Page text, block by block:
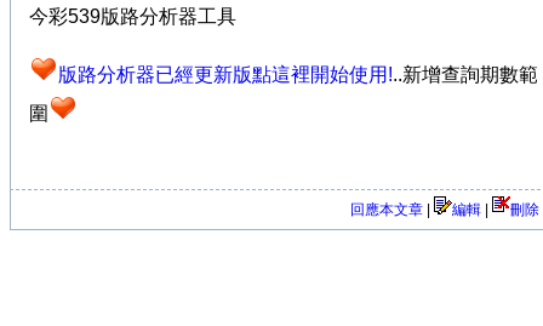
今彩539版路分析器工具
版路分析器已經更新版點這裡開始使用!..新增查詢期數範
圍
回應本文章 編輯 刪除